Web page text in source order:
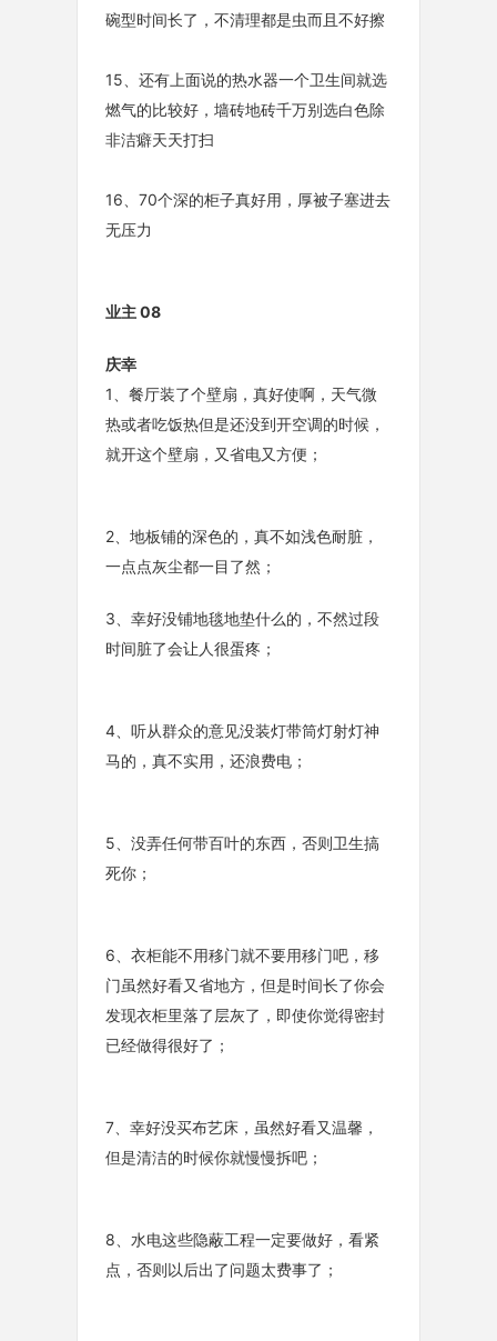
碗型时间长了，不清理都是虫而且不好擦
15、还有上面说的热水器一个卫生间就选
燃气的比较好，墙砖地砖千万别选白色除
非洁癖天天打扫
16、70个深的柜子真好用，厚被子塞进去
无压力
业主 08
庆幸
1、餐厅装了个壁扇，真好使啊，天气微
热或者吃饭热但是还没到开空调的时候，
就开这个壁扇，又省电又方便；
2、地板铺的深色的，真不如浅色耐脏，
一点点灰尘都一目了然；
3、幸好没铺地毯地垫什么的，不然过段
时间脏了会让人很蛋疼；
4、听从群众的意见没装灯带筒灯射灯神
马的，真不实用，还浪费电；
5、没弄任何带百叶的东西，否则卫生搞
死你；
6、衣柜能不用移门就不要用移门吧，移
门虽然好看又省地方，但是时间长了你会
发现衣柜里落了层灰了，即使你觉得密封
已经做得很好了；
7、幸好没买布艺床，虽然好看又温馨，
但是清洁的时候你就慢慢拆吧；
8、水电这些隐蔽工程一定要做好，看紧
点，否则以后出了问题太费事了；